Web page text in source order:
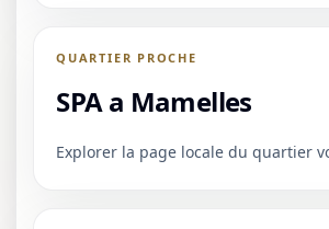
QUARTIER PROCHE
SPA a Mamelles
Explorer la page locale du quartier